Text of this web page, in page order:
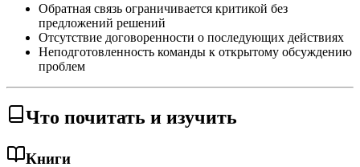
Обратная связь ограничивается критикой без
предложений решений
Отсутствие договоренности о последующих действиях
Неподготовленность команды к открытому обсуждению
проблем
Что почитать и изучить
Книги